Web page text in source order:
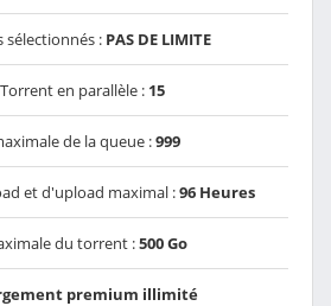
sélectionnés : PAS DE LIMITE
en parallèle : 15
de la queue :999
et d'upload maximal :96 Heures
du torrent :500 Go
premium illimité